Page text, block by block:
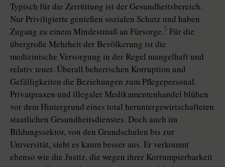
Typisch für die Zerrüttung ist der Gesundheitsbereich.
Nur Priviligierte genießen sozialen Schutz und haben
Zugang zu einem Mindestmaß an Fürsorge.5 Für die
übergroße Mehrheit der Bevölkerung ist die
medizinische Versorgung in der Regel mangelhaft und
relativ teuer. Überall beherrschen Korruption und
Gefälligkeiten die Beziehungen zum Pflegepersonal.
Privatpraxen und illegaler Medikamentenhandel blühen
vor dem Hintergrund eines total heruntergewirtschafteten
staatlichen Gesundheitsdienstes. Doch auch im
Bildungssektor, von den Grundschulen bis zur
Universität, sieht es kaum besser aus. Er verkommt
ebenso wie die Justiz, die wegen ihrer Korrumpierbarkeit